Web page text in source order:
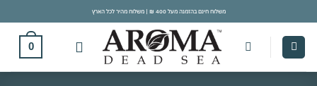
to
content
משלוח חינם בהזמנה מעל 400 ₪ | משלוח מהיר לכל הארץ
0